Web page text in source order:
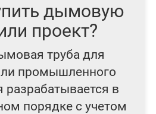
дымовую
проект?
труба для
промышленного
разрабатывается в
порядке с учетом